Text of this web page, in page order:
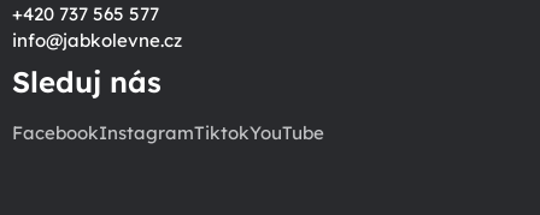
+420 737 565 577
info@jabkolevne.cz
Sleduj nás
FacebookInstagramTiktokYouTube